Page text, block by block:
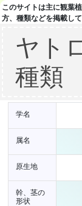
このサイトは主に観葉
方、種類などを掲載し
ヤト
種類
学名
属名
原生地
幹、茎の
形状